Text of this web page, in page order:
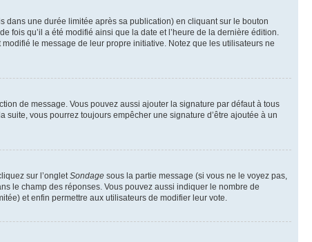
dans une durée limitée après sa publication) en cliquant sur le bouton
fois qu’il a été modifié ainsi que la date et l’heure de la dernière édition.
le message de leur propre initiative. Notez que les utilisateurs ne
de message. Vous pouvez aussi ajouter la signature par défaut à tous
suite, vous pourrez toujours empêcher une signature d’être ajoutée à un
sur l’ongletSondage sous la partie message (si vous ne le voyez pas,
le champ des réponses. Vous pouvez aussi indiquer le nombre de
et enfin permettre aux utilisateurs de modifier leur vote.